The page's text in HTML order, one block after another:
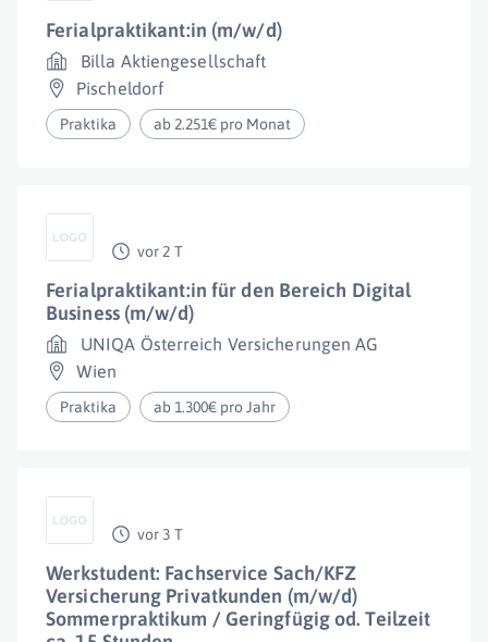
Ferialpraktikant:in (m/w/d)
Billa Aktiengesellschaft
Pischeldorf
Praktika ab 2.251€ pro Monat
vor 2 T
Ferialpraktikant:in für den Bereich Digital
Business (m/w/d)
UNIQA Österreich Versicherungen AG
Wien
Praktika ab 1.300€ pro Jahr
vor 3 T
Werkstudent: Fachservice Sach/KFZ
Versicherung Privatkunden (m/w/d)
Sommerpraktikum / Geringfügig od. Teilzeit